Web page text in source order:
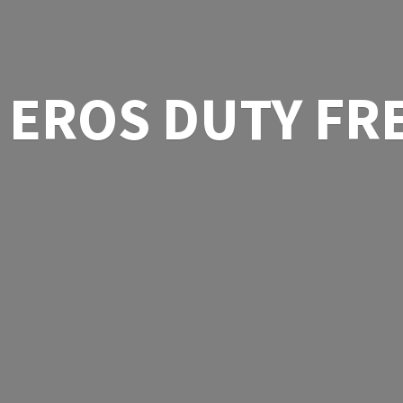
EROS DUTY